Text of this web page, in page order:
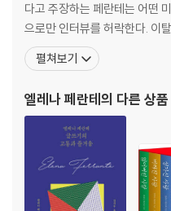
다고 주장하는 페란테는 어떤
으로만 인터뷰를 허락한다. 이
련된 여러 가지 소문이 떠돌지만 아
첫 작품 『성가신 사랑』을 출간
03)와 소설 『잃어버린 사랑』
펼쳐보기
엘레나 페란테 의 다른 상품